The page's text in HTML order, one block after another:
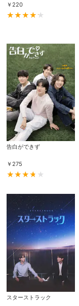
会員設定 会員情報
会員情報変更
決済方法変更
￥220
告白ができず
￥275
スターストラック